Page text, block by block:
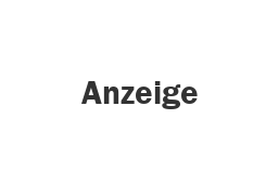
Anzeige